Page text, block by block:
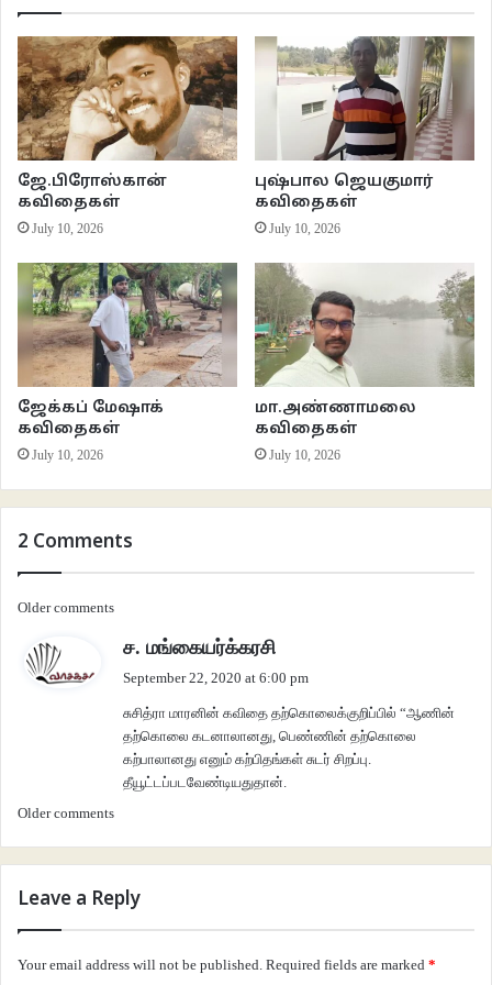
*** *** ***
வக்கிர ஆறுதல்
சாலையில் வீசப்படுகிறது
குற்றுயிர் சுயம்
கொத்தியுண்ணும் அனுதாபக் காகங்கள்
வாகனச்சீற்றத்தில் தசைபிய்த்துப் பறக்கின்றன
பெருகும் கழிவிரக்க கௌரவத்தை
வாழ்த்துகிறது ஆழ்மன வக்கிரம்
ஆறுதலடைந்ததாய்
பாவனை செய்கிறது வீசிய கரம்.
*** *** ***
விடமாகும் தொடர் தீண்டல்
உன் விரல் நுனியில்
தேங்கியிருக்கிறது
எனக்கான பெருங்கருணை
கசிந்து விடக்கூடாதென்ற
காவலிருக்கின்றன
ஜே.பிரோஸ்கான்
கவிதைகள்
July 10, 2026
புஷ்பால ஜெயகுமார்
கவிதைகள்
July 10, 2026
ஜேக்கப் மேஷாக்
கவிதைகள்
July 10, 2026
மா.அண்ணாமலை
கவிதைகள்
July 10, 2026
2 Comments
Comments
navigation
Older comments
ச. மங்கையர்க்கரசி
s
:
September 22, 2020 at 6:00 pm
சுசித்ரா மாரனின் கவிதை தற்கொலைக்குறிப்பில் “ஆணின்
தற்கொலை கடனாலானது, பெண்ணின் தற்கொலை
கற்பாலானது எனும் கற்பிதங்கள் சுடர் சிறப்பு.
தீயூட்டப்படவேண்டியதுதான்.
Comments
navigation
Older comments
Leave a Reply
Your email address will not be published. Required fields are marked *